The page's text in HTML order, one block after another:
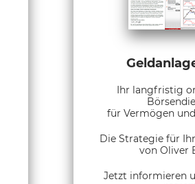
Ihr langfristig
für Vermögen
Die Strategie für
von Oliver
Jetzt informieren